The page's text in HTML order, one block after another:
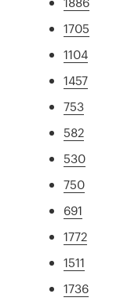
1705
1104
1457
753
582
530
750
691
1772
1511
1736